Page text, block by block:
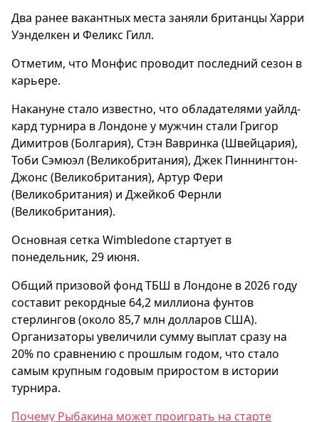
Два ранее вакантных места заняли британцы Харри
Уэнделкен и Феликс Гилл.
Отметим, что Монфис проводит последний сезон в
карьере.
Накануне стало известно, что обладателями уайлд-
кард турнира в Лондоне у мужчин стали Григор
Димитров (Болгария), Стэн Вавринка (Швейцария),
Тоби Сэмюэл (Великобритания), Джек Пиннингтон-
Джонс (Великобритания), Артур Фери
(Великобритания) и Джейкоб Фернли
(Великобритания).
Основная сетка Wimbledone стартует в
понедельник, 29 июня.
Общий призовой фонд ТБШ в Лондоне в 2026 году
составит рекордные 64,2 миллиона фунтов
стерлингов (около 85,7 млн долларов США).
Организаторы увеличили сумму выплат сразу на
20% по сравнению с прошлым годом, что стало
самым крупным годовым приростом в истории
турнира.
Почему Рыбакина может проиграть на старте